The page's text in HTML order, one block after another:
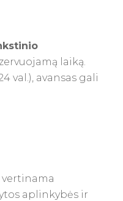
laiką.
val.), avansas gali
aplinkybės ir